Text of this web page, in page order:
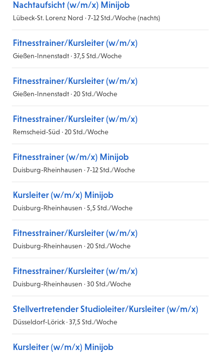
Nachtaufsicht (w/m/x) Minijob
Lübeck-St. Lorenz Nord · 7-12 Std./Woche (nachts)
Fitnesstrainer/Kursleiter (w/m/x)
Gießen-Innenstadt · 37,5 Std./Woche
Fitnesstrainer/Kursleiter (w/m/x)
Gießen-Innenstadt · 20 Std./Woche
Fitnesstrainer/Kursleiter (w/m/x)
Remscheid-Süd · 20 Std./Woche
Fitnesstrainer (w/m/x) Minijob
Duisburg-Rheinhausen · 7-12 Std./Woche
Kursleiter (w/m/x) Minijob
Duisburg-Rheinhausen · 5,5 Std./Woche
Fitnesstrainer/Kursleiter (w/m/x)
Duisburg-Rheinhausen · 20 Std./Woche
Fitnesstrainer/Kursleiter (w/m/x)
Duisburg-Rheinhausen · 30 Std./Woche
Stellvertretender Studioleiter/Kursleiter (w/m/x)
Düsseldorf-Lörick · 37,5 Std./Woche
Kursleiter (w/m/x) Minijob